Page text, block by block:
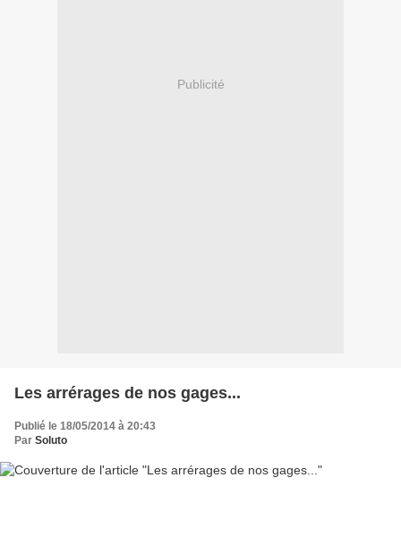
Publicité
Les arrérages de nos gages...
Publié le 18/05/2014 à 20:43
Par Soluto